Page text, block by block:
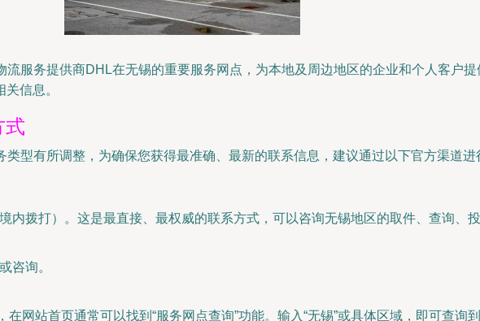
服务提供商DHL在无锡的重要服务网点，为本地及周边地区的企业和个人客户
信息。
式
型有所调整，为确保您获得最准确、最新的联系信息，建议通过以下官方渠道进
内拨打）。这是最直接、最权威的联系方式，可以咨询无锡地区的取件、查询、
咨询。
网站首页通常可以找到“服务网点查询”功能。输入“无锡”或具体区域，即可查询